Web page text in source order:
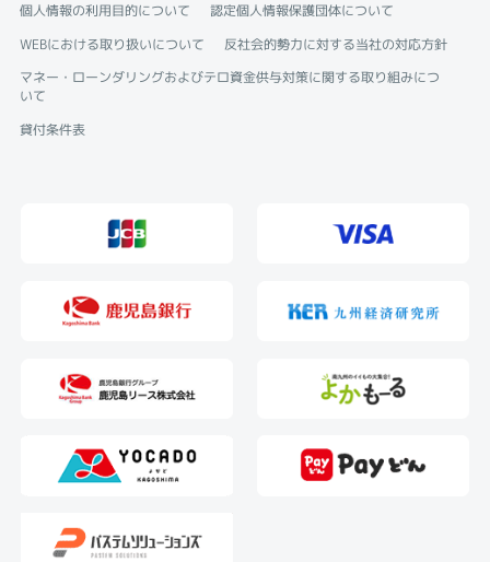
個人情報の利用目的について
認定個人情報保護団体について
WEBにおける取り扱いについて
反社会的勢力に対する当社の対応方針
マネー・ローンダリングおよびテロ資金供与対策に関する取り組みにつ
いて
貸付条件表